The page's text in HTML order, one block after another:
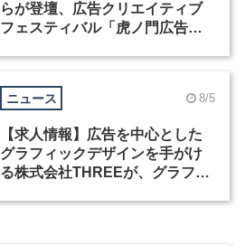
らが登壇、広告クリエイティブ
フェスティバル「虎ノ門広告
ニュース 8/5
【求人情報】広告を中心とした
グラフィックデザインを手がけ
る株式会社THREEが、グラフィ